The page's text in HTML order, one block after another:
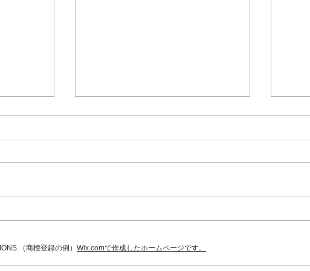
富山県腎友会定期大会
令
6月
まし
（商標登録の例） Wix.comで作成したホームページです。